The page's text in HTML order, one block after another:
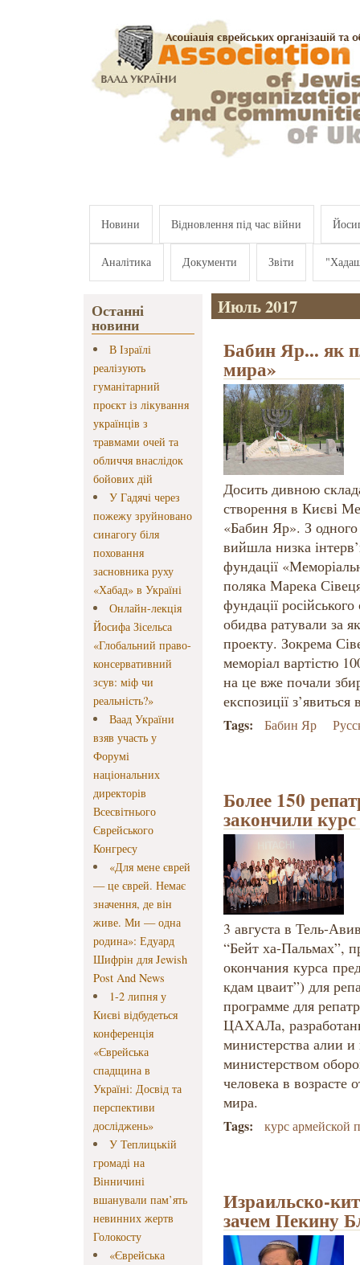
Новини Відновлення під час війни
Аналітика Документи Звіти
Останні
новини
В Ізраїлі
реалізують
гуманітарний
проєкт із лікування
українців з
травмами очей та
обличчя внаслідок
бойових дій
У Гадячі через
пожежу зруйновано
синагогу біля
поховання
засновника руху
«Хабад» в Україні
Онлайн-лекція
Йосифа Зісельса
«Глобальний право-
консервативний
зсув: міф чи
реальність?»
Ваад України
взяв участь у
Форумі
національних
директорів
Всесвітнього
Єврейського
Конгресу
«Для мене єврей
— це єврей. Немає
значення, де він
живе. Ми — одна
родина»: Едуард
Шифрін для Jewish
Post And News
1-2 липня у
Києві відбудеться
конференція
«Єврейська
спадщина в
Україні: Досвід та
перспективи
досліджень»
У Теплицькій
громаді на
Вінничині
вшанували пам’ять
невинних жертв
Голокосту
«Єврейська
Июль 2017
Бабин Яр... як
мира»
Досить дивною
створення в Києві
«Бабин Яр». З
вийшла низка
фундації
поляка Марека
фундації
обидва ратували за
проекту. Зокрема
меморіал вартістю
на це вже почали
експозиції
Tags: Бабин Яр
Более 150
закончили
3 августа в Тель-
“Бейт ха-Пальмах”,
окончания курса
кдам цваит”) для
программе для
ЦАХАЛа,
министерства алии
министерством
человека в возрасте
мира.
Tags: курс армейской
Израильско-
зачем Пекину